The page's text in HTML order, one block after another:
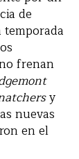
de
frenan
y
nuevas
en el